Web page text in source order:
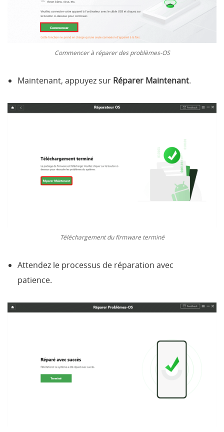
Commencer à réparer des problèmes-OS
Maintenant, appuyez sur Réparer Maintenant.
Téléchargement du firmware terminé
Attendez le processus de réparation avec
patience.